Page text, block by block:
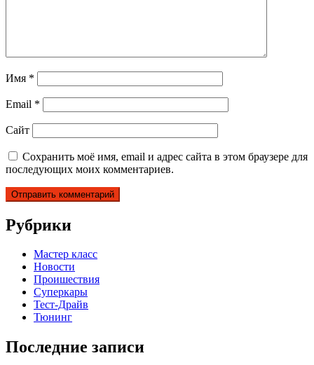
Имя *
Email *
Сайт
Сохранить моё имя, email и адрес сайта в этом браузере для
последующих моих комментариев.
Рубрики
Мастер класс
Новости
Проишествия
Суперкары
Тест-Драйв
Тюнинг
Последние записи